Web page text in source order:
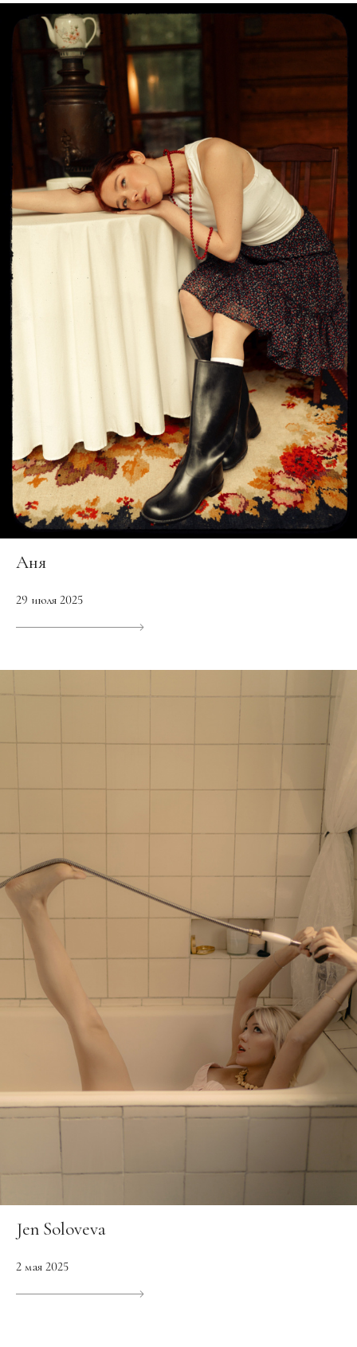
Аня
29 июля 2025
Jen Soloveva
2 мая 2025